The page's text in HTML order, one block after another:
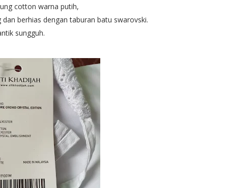
cotton warna putih,
berhias dengan taburan batu swarovski.
sungguh.